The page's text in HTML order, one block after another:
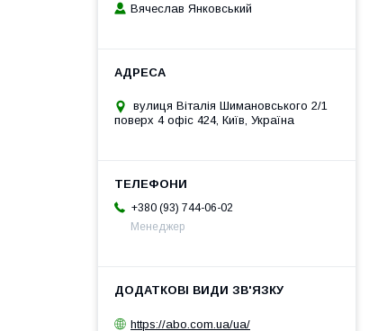
Вячеслав Янковський
вулиця Віталія Шимановського 2/1
поверх 4 офіс 424, Київ, Україна
+380 (93) 744-06-02
Менеджер
https://abo.com.ua/ua/